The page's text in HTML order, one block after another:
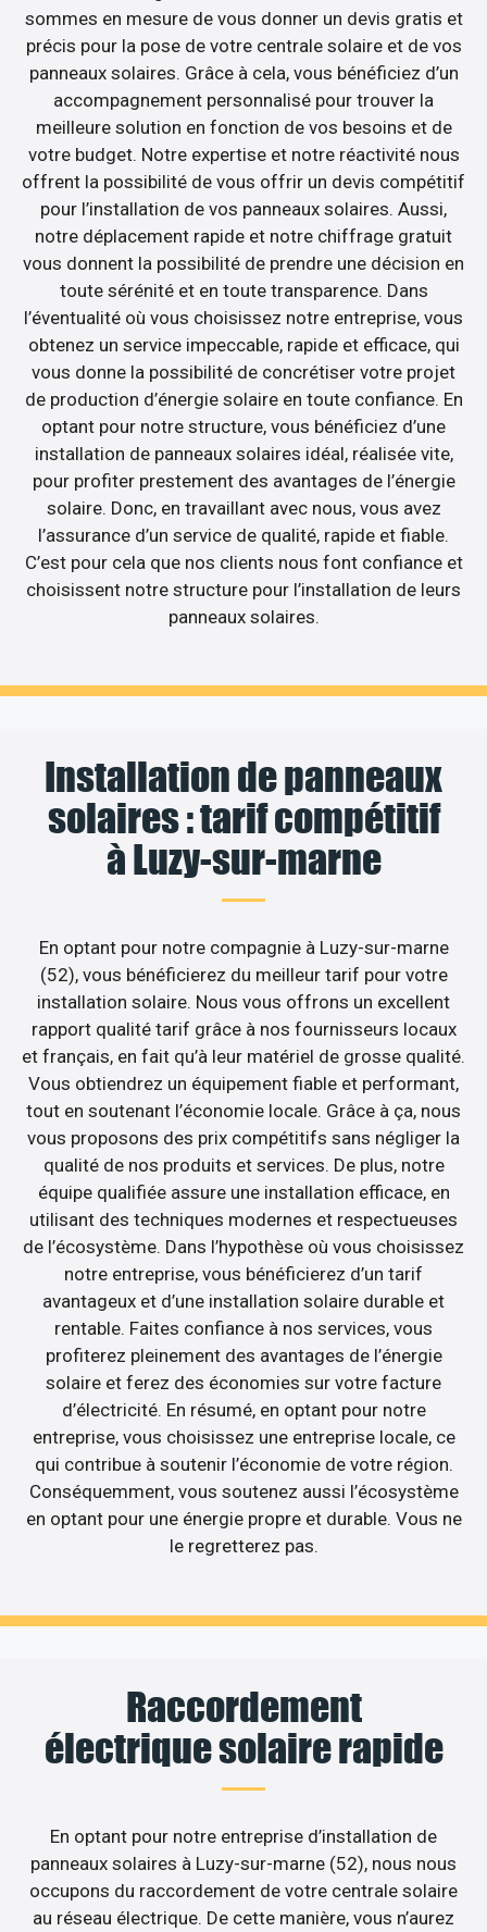
sommes en mesure de vous donner un devis gratis et
précis pour la pose de votre centrale solaire et de vos
panneaux solaires. Grâce à cela, vous bénéficiez d’un
accompagnement personnalisé pour trouver la
meilleure solution en fonction de vos besoins et de
votre budget. Notre expertise et notre réactivité nous
offrent la possibilité de vous offrir un devis compétitif
pour l’installation de vos panneaux solaires. Aussi,
notre déplacement rapide et notre chiffrage gratuit
vous donnent la possibilité de prendre une décision en
toute sérénité et en toute transparence. Dans
l’éventualité où vous choisissez notre entreprise, vous
obtenez un service impeccable, rapide et efficace, qui
vous donne la possibilité de concrétiser votre projet
de production d’énergie solaire en toute confiance. En
optant pour notre structure, vous bénéficiez d’une
installation de panneaux solaires idéal, réalisée vite,
pour profiter prestement des avantages de l’énergie
solaire. Donc, en travaillant avec nous, vous avez
l’assurance d’un service de qualité, rapide et fiable.
C’est pour cela que nos clients nous font confiance et
choisissent notre structure pour l’installation de leurs
panneaux solaires.
Installation de panneaux
solaires : tarif compétitif
à Luzy-sur-marne
En optant pour notre compagnie à Luzy-sur-marne
(52), vous bénéficierez du meilleur tarif pour votre
installation solaire. Nous vous offrons un excellent
rapport qualité tarif grâce à nos fournisseurs locaux
et français, en fait qu’à leur matériel de grosse qualité.
Vous obtiendrez un équipement fiable et performant,
tout en soutenant l’économie locale. Grâce à ça, nous
vous proposons des prix compétitifs sans négliger la
qualité de nos produits et services. De plus, notre
équipe qualifiée assure une installation efficace, en
utilisant des techniques modernes et respectueuses
de l’écosystème. Dans l’hypothèse où vous choisissez
notre entreprise, vous bénéficierez d’un tarif
avantageux et d’une installation solaire durable et
rentable. Faites confiance à nos services, vous
profiterez pleinement des avantages de l’énergie
solaire et ferez des économies sur votre facture
d’électricité. En résumé, en optant pour notre
entreprise, vous choisissez une entreprise locale, ce
qui contribue à soutenir l’économie de votre région.
Conséquemment, vous soutenez aussi l’écosystème
en optant pour une énergie propre et durable. Vous ne
le regretterez pas.
Raccordement
électrique solaire rapide
En optant pour notre entreprise d’installation de
panneaux solaires à Luzy-sur-marne (52), nous nous
occupons du raccordement de votre centrale solaire
au réseau électrique. De cette manière, vous n’aurez